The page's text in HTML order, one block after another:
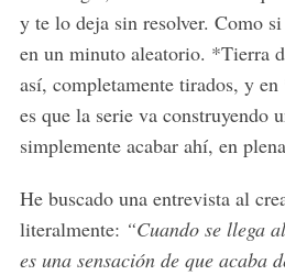
y te lo deja sin resolver. Como
en un minuto aleatorio. *Tierra
así, completamente tirados, y
es que la serie va construyendo
simplemente acabar ahí, en
He buscado una entrevista al
literalmente: “Cuando se llega
es una sensación de que acaba